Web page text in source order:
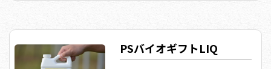
PSバイオギフトLIQ